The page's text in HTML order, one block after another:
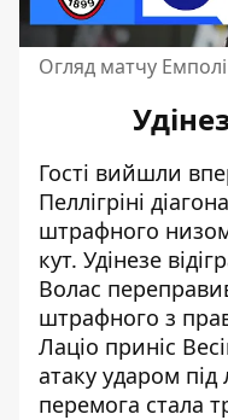
Огляд матчу
Гості вийшли
Пеллігріні
штрафного
кут. Удінезе
Волас
штрафного з
Лаціо приніс
атаку ударом під
перемога стала